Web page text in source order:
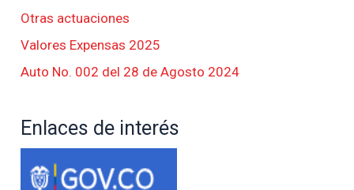
Otras actuaciones
Valores Expensas 2025
Auto No. 002 del 28 de Agosto 2024
Enlaces de interés